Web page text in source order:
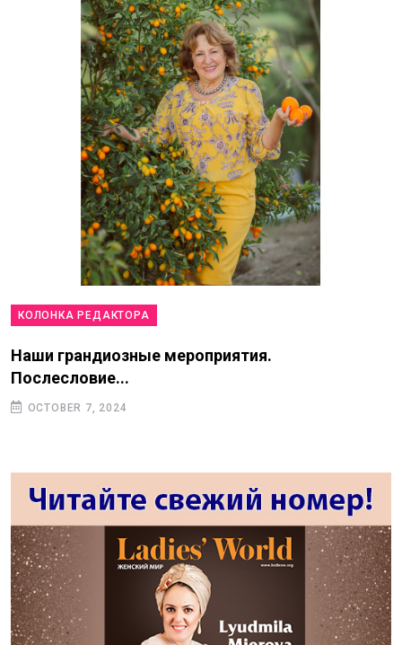
КОЛОНКА РЕДАКТОРА
Наши грандиозные мероприятия.
Послесловие...
OCTOBER 7, 2024